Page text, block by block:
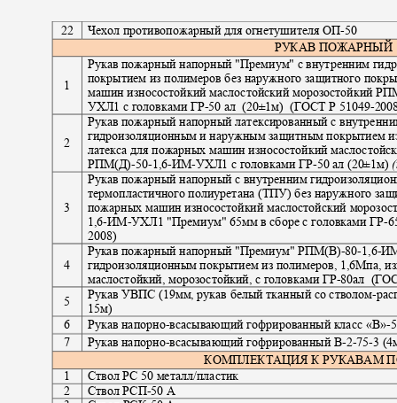
22 Чехол противопожарный для огнетушителя ОП-50
РУКАВ
Рукав пожарный напорный "Премиум" с внутренним
покрытием из полимеров без наружного защитного
машин износостойкий маслостойский морозостойкий
УХЛ1 с головками ГР-50 ал (20±1м)(ГОСТ Р 51049-
1
2
Рукав пожарный напорный латексированный с
гидроизоляционным и наружным защитным покрытием
латекса для пожарных машин износостойкий
РПМ(Д)-50-1,6-ИМ-УХЛ1 с головками ГР-50 ал (20±1м)
Рукав пожарный напорный с внутренним
термопластичного полиуретана (ТПУ) без наружного
пожарных машин износостойкий маслостойский
1,6-ИМ-УХЛ1 "Премиум" 65мм в сборе с головками ГР-
2008)
3
Рукав пожарный напорный "Премиум" РПМ(В)-80-1,6-
гидроизоляционным покрытием из полимеров, 1,6Мпа,
маслостойкий, морозостойкий, с головками ГР-80ал (
Рукав УВПС (19мм, рукав белый тканный со стволом-
15м)
4
5
6
7
Рукав напорно-всасывающий гофрированный класс «В»-
Рукав напорно-всасывающий гофрированный В-2-75-3
КОМПЛЕКТАЦИЯ К РУКАВАМ
Ствол РС 50 металл/пластик
Ствол РСП-50 А
1
2